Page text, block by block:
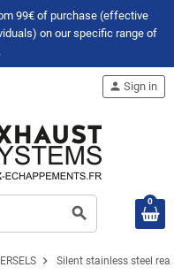
99€ of purchase (effective
on our specific range of
search
person Sign in
0
chevron_right Silent stainless steel